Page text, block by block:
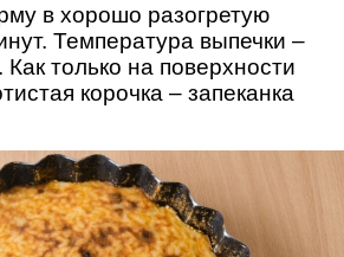
в хорошо разогретую
Температура выпечки –
только на поверхности
корочка – запеканка